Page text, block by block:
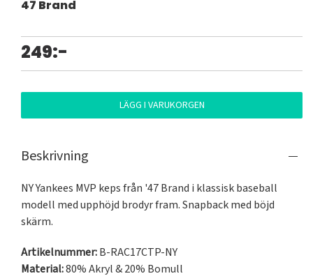
47 Brand
249:-
LÄGG I VARUKORGEN
Beskrivning
NY Yankees MVP keps från '47 Brand i klassisk baseball
modell med upphöjd brodyr fram. Snapback med böjd
skärm.
Artikelnummer:B-RAC17CTP-NY
Material:80% Akryl & 20% Bomull